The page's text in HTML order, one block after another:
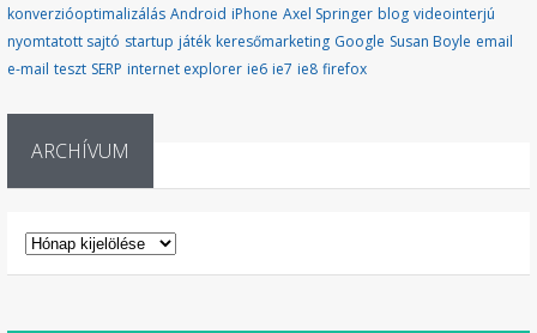
konverzióoptimalizálás Android iPhone Axel Springer blog videointerjú
nyomtatott sajtó startup játék keresőmarketing Google Susan Boyle email
e-mail teszt SERP internet explorer ie6 ie7 ie8 firefox
ARCHÍVUM
ARCHÍVUM